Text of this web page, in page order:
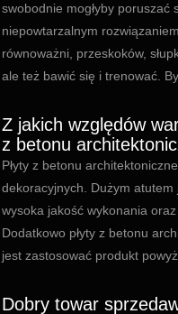
swobodnie mogłyby poruszać
niepowtarzalnym
równoważni, przeskoków,
ale też bawić się i trenować.
Z jakich względów
z betonu
Płyty z betonu
dekoracyjnych. Dużym atutem
wysoka jakość wykonania
Dodatkowo płyty z betonu
jest zastosować produkt
Dobry towar